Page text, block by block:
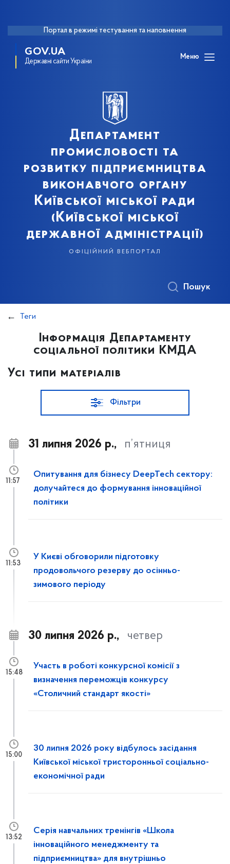
Портал в режимі тестування та наповнення
GOV.UA
Державні сайти України
Меню
Департамент
промисловості та
розвитку підприємництва
виконавчого органу
Київської міської ради
(Київської міської
державної адміністрації)
офіційний вебпортал
Пошук
Теги
Інформація Департаменту
соціальної політики КМДА
Усі типи матеріалів
Фільтри
31 липня 2026 р., п’ятниця
Опитування для бізнесу DeepTech сектору:
долучайтеся до формування інноваційної
політики
11:57
У Києві обговорили підготовку
продовольчого резерву до осінньо-
зимового періоду
11:53
30 липня 2026 р., четвер
Участь в роботі конкурсної комісії з
визначення переможців конкурсу
«Столичний стандарт якості»
15:48
30 липня 2026 року відбулось засідання
Київської міської тристоронньої соціально-
економічної ради
15:00
Серія навчальних тренінгів «Школа
інноваційного менеджменту та
підприємництва» для внутрішньо
13:52